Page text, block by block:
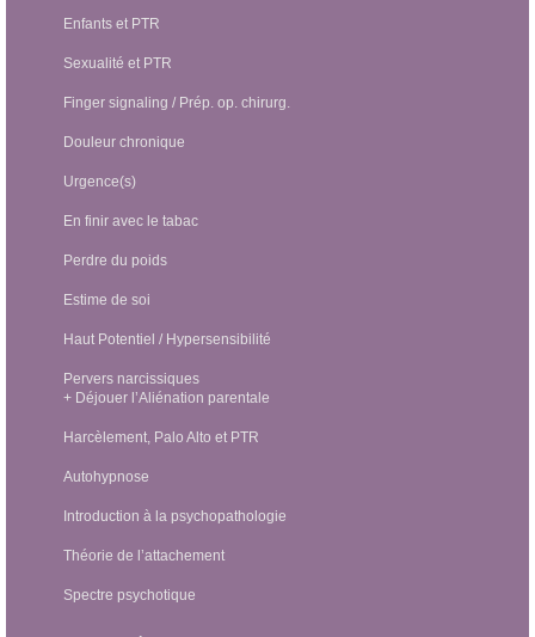
Enfants et PTR
Sexualité et PTR
Finger signaling / Prép. op. chirurg.
Douleur chronique
Urgence(s)
En finir avec le tabac
Perdre du poids
Estime de soi
Haut Potentiel / Hypersensibilité
Pervers narcissiques
+ Déjouer l’Aliénation parentale
Harcèlement, Palo Alto et PTR
Autohypnose
Introduction à la psychopathologie
Théorie de l’attachement
Spectre psychotique